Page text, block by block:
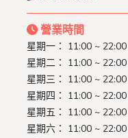
營業時間
星期一： 11:00 ~ 22:00
星期二： 11:00 ~ 22:00
星期三： 11:00 ~ 22:00
星期四： 11:00 ~ 22:00
星期五： 11:00 ~ 22:00
星期六： 11:00 ~ 22:00